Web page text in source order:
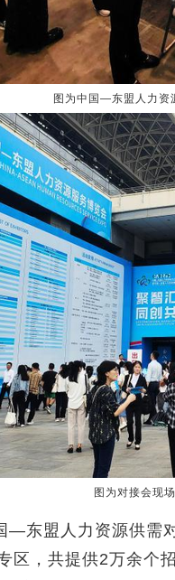
图为中国—东盟人力资
图为对接会现
盟人力资源供需对
区，共提供2万余个